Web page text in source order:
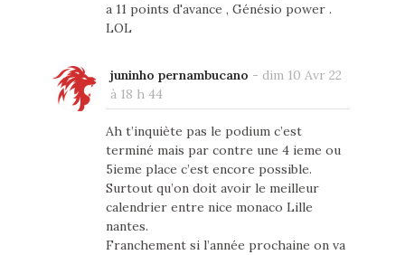
a 11 points d'avance , Génésio power .
LOL
juninho pernambucano - dim 10 Avr 22
à 18 h 44
Ah t’inquiète pas le podium c’est
terminé mais par contre une 4 ieme ou
5ieme place c’est encore possible.
Surtout qu’on doit avoir le meilleur
calendrier entre nice monaco Lille
nantes.
Franchement si l’année prochaine on va